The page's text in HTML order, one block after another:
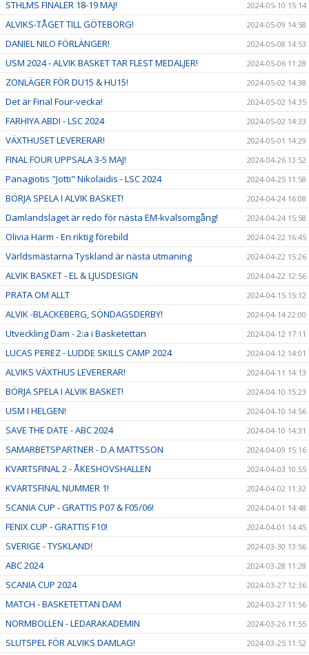
STHLMS FINALER 18-19 MAJ! 2024-05-10 15:14
ALVIKS-TÅGET TILL GÖTEBORG! 2024-05-09 14:58
DANIEL NILO FÖRLÄNGER! 2024-05-08 14:53
USM 2024 - ALVIK BASKET TAR FLEST MEDALJER! 2024-05-06 11:28
ZONLÄGER FÖR DU15 & HU15! 2024-05-02 14:38
Det är Final Four-vecka! 2024-05-02 14:35
FARHIYA ABDI - LSC 2024 2024-05-02 14:33
VÄXTHUSET LEVERERAR! 2024-05-01 14:29
FINAL FOUR UPPSALA 3-5 MAJ! 2024-04-26 13:52
Panagiotis "Jotti" Nikolaidis - LSC 2024 2024-04-25 11:58
BÖRJA SPELA I ALVIK BASKET! 2024-04-24 16:08
Damlandslaget är redo för nästa EM-kvalsomgång! 2024-04-24 15:58
Olivia Harm - En riktig förebild 2024-04-22 16:45
Världsmästarna Tyskland är nästa utmaning 2024-04-22 15:26
ALVIK BASKET - EL & LJUSDESIGN 2024-04-22 12:56
PRATA OM ALLT 2024-04-15 15:12
ALVIK -BLACKEBERG, SÖNDAGSDERBY! 2024-04-14 22:00
Utveckling Dam - 2:a i Basketettan 2024-04-12 17:11
LUCAS PEREZ - LUDDE SKILLS CAMP 2024 2024-04-12 14:01
ALVIKS VÄXTHUS LEVERERAR! 2024-04-11 14:13
BÖRJA SPELA I ALVIK BASKET! 2024-04-10 15:23
USM I HELGEN! 2024-04-10 14:56
SAVE THE DATE - ABC 2024 2024-04-10 14:31
SAMARBETSPARTNER - D.A MATTSSON 2024-04-09 15:16
KVARTSFINAL 2 - ÅKESHOVSHALLEN 2024-04-03 10:55
KVARTSFINAL NUMMER 1! 2024-04-02 11:32
SCANIA CUP - GRATTIS P07 & F05/06! 2024-04-01 14:48
FENIX CUP - GRATTIS F10! 2024-04-01 14:45
SVERIGE - TYSKLAND! 2024-03-30 13:56
ABC 2024 2024-03-28 11:28
SCANIA CUP 2024 2024-03-27 12:36
MATCH - BASKETETTAN DAM 2024-03-27 11:56
NORMBOLLEN - LEDARAKADEMIN 2024-03-26 11:55
SLUTSPEL FÖR ALVIKS DAMLAG! 2024-03-25 11:52